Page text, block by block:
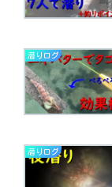
潜りログ
潜りログ